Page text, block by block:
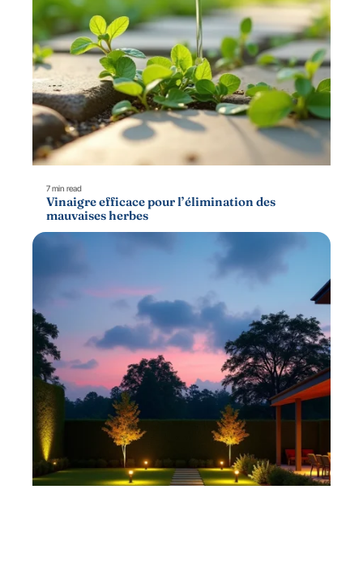
7 min read
Vinaigre efficace pour l’élimination des
mauvaises herbes